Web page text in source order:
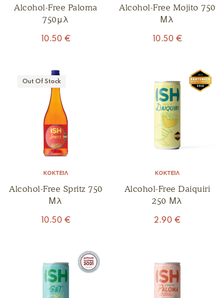
Alcohol-Free Paloma
750μλ
10.50 €
Alcohol-Free Mojito 750
Μλ
10.50 €
Out Of Stock
ΚΟΚΤΈΙΛ
Alcohol-Free Spritz 750
Μλ
10.50 €
ΚΟΚΤΈΙΛ
Alcohol-Free Daiquiri
250 Μλ
2.90 €